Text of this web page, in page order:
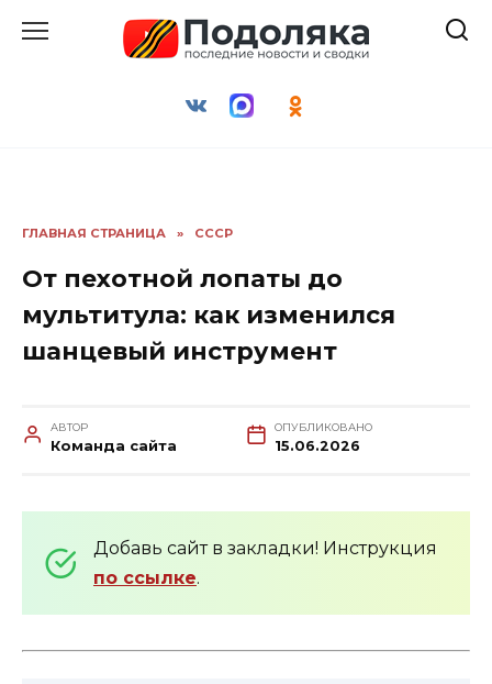
ГЛАВНАЯ СТРАНИЦА » СССР
От пехотной лопаты до
мультитула: как изменился
шанцевый инструмент
АВТОР
Команда сайта
ОПУБЛИКОВАНО
15.06.2026
Добавь сайт в закладки! Инструкция
по ссылке.